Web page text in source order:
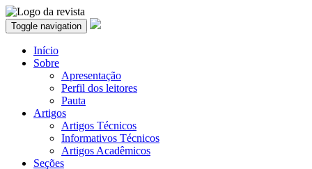
Toggle navigation
Início
Sobre
Apresentação
Perfil dos leitores
Pauta
Artigos
Artigos Técnicos
Informativos Técnicos
Artigos Acadêmicos
Seções